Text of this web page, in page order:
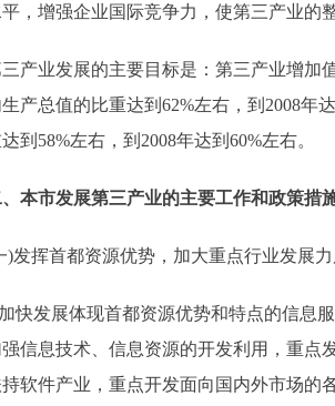
，增强企业国际竞争力，使第三产业的
业发展的主要目标是：第三产业增加值
产总值的比重达到62%左右，到2008年
到58%左右，到2008年达到60%左右。
本市发展第三产业的主要工作和政策措
挥首都资源优势，加大重点行业发展力
发展体现首都资源优势和特点的信息服
强信息技术、信息资源的开发利用，重
软件产业，重点开发面向国内外市场的